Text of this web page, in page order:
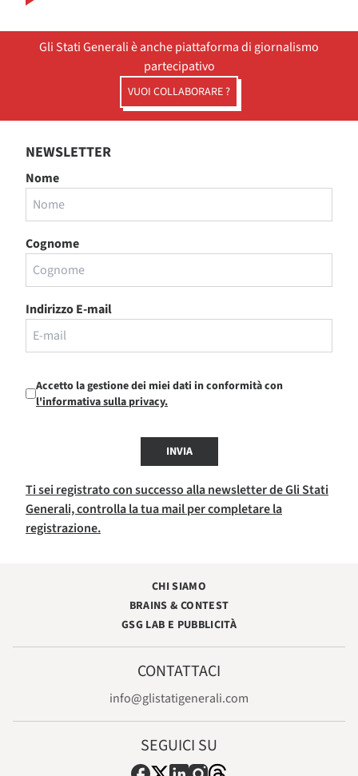
Gli Stati Generali è anche piattaforma di giornalismo
partecipativo
VUOI COLLABORARE ?
NEWSLETTER
Nome
Cognome
Indirizzo E-mail
Accetto la gestione dei miei dati in conformità con
l'informativa sulla privacy.
INVIA
Ti sei registrato con successo alla newsletter de Gli Stati
Generali, controlla la tua mail per completare la
registrazione.
CHI SIAMO
BRAINS & CONTEST
GSG LAB E PUBBLICITÀ
CONTATTACI
info@glistatigenerali.com
SEGUICI SU